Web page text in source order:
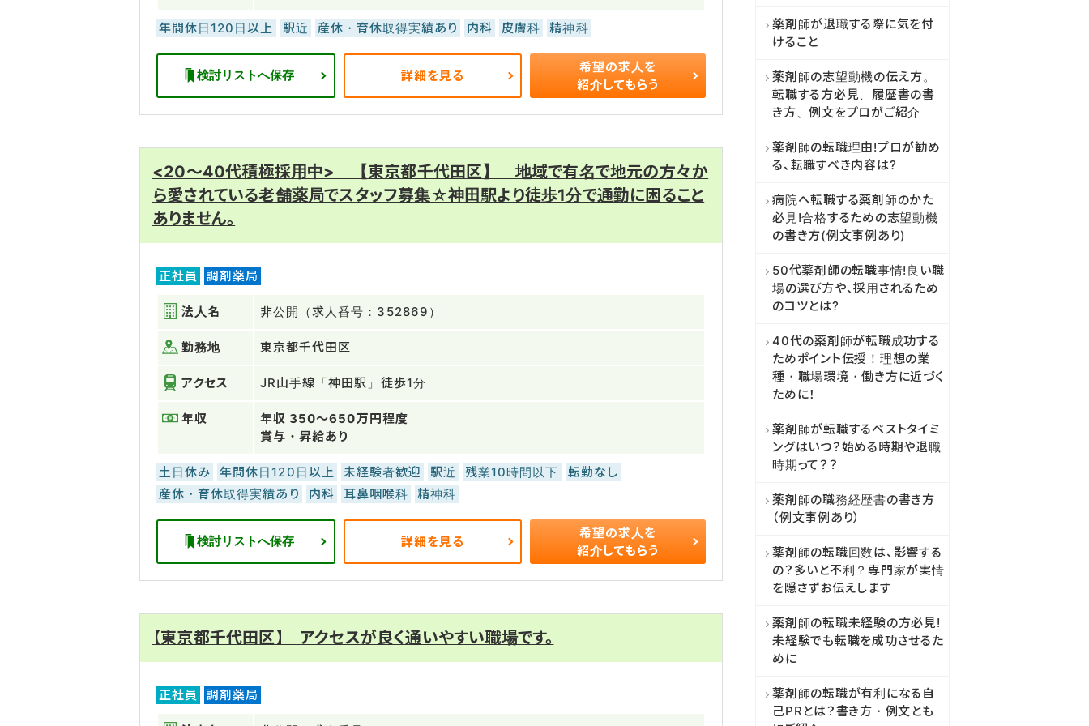
年間休日120日以上 駅近 産休・育休取得実績あり 内科 皮膚科 精神科
検討リストへ保存 詳細を見る
希望の求人を
紹介してもらう
<20～40代積極採用中> 【東京都千代田区】 地域で有名で地元の方々か
ら愛されている老舗薬局でスタッフ募集☆神田駅より徒歩1分で通勤に困ること
ありません。
正社員 調剤薬局
法人名 非公開（求人番号：352869）
勤務地 東京都千代田区
アクセス JR山手線「神田駅」徒歩1分
年収
年収 350～650万円程度
賞与・昇給あり
土日休み 年間休日120日以上 未経験者歓迎 駅近 残業10時間以下
転勤なし
産休・育休取得実績あり
内科 耳鼻咽喉科 精神科
検討リストへ保存 詳細を見る
希望の求人を
紹介してもらう
【東京都千代田区】 アクセスが良く通いやすい職場です。
正社員 調剤薬局
薬剤師が退職する際に気を付
けること
薬剤師の志望動機の伝え方。
転職する方必見、履歴書の書
き方、例文をプロがご紹介
薬剤師の転職理由!プロが勧め
る、転職すべき内容は?
病院へ転職する薬剤師のかた
必見!合格するための志望動機
の書き方(例文事例あり)
50代薬剤師の転職事情!良い職
場の選び方や、採用されるため
のコツとは?
40代の薬剤師が転職成功する
ためポイント伝授！理想の業
種・職場環境・働き方に近づく
ために！
薬剤師が転職するベストタイミ
ングはいつ？始める時期や退職
時期って？？
薬剤師の職務経歴書の書き方
（例文事例あり）
薬剤師の転職回数は、影響する
の？多いと不利？専門家が実情
を隠さずお伝えします
薬剤師の転職未経験の方必見!
未経験でも転職を成功させるた
めに
薬剤師の転職が有利になる自
己PRとは？書き方・例文とも